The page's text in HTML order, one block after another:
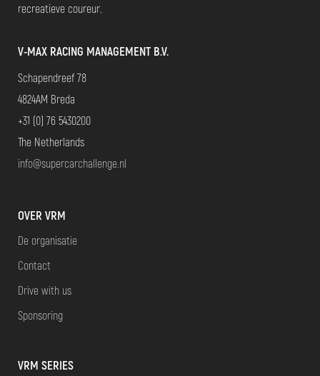
recreatieve coureur.
V-MAX RACING MANAGEMENT B.V.
Schapendreef 78
4824AM Breda
+31 (0) 76 5430200
The Netherlands
info@supercarchallenge.nl
OVER VRM
De organisatie
Contact
Drive with us
Sponsoring
VRM SERIES